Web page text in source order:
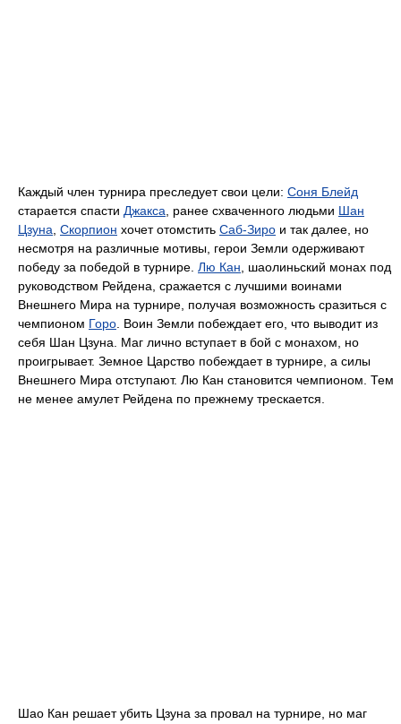
Каждый член турнира преследует свои цели: Соня Блейд
старается спасти Джакса , ранее схваченного людьми Шан
Цзуна Скорпион хочет отомстить Саб-Зиро и так далее, но
несмотря на различные мотивы, герои Земли одерживают
победу за победой в турнире. Лю Кан , шаолиньский монах под
руководством Рейдена, сражается с лучшими воинами
Внешнего Мира на турнире, получая возможность сразиться с
чемпионом Горо . Воин Земли побеждает его, что выводит из
себя Шан Цзуна. Маг лично вступает в бой с монахом, но
проигрывает. Земное Царство побеждает в турнире, а силы
Внешнего Мира отступают. Лю Кан становится чемпионом. Тем
не менее амулет Рейдена по прежнему трескается.
Шао Кан решает убить Цзуна за провал на турнире, но маг